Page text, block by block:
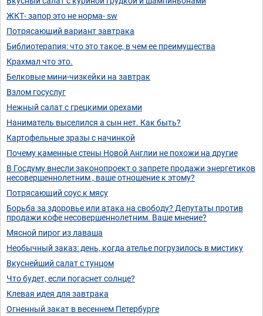
ЖКТ- запор это не норма- sw
Потрясающий вариант завтрака
Библиотерапия: что это такое, в чем ее преимущества
Крахмал что это.
Белковые мини-чизкейки на завтрак
Взлом госуслуг
Нежный салат с грецкими орехами
Наниматель выселился а сын нет. Как быть?
Картофельные зразы с начинкой
Почему каменные стены Новой Англии не похожи на другие
В Госдуму внесли законопроект о запрете продажи энергетиков
несовершеннолетним ⁠⁠, ваше отношение к этому?
Потрясающий соус к мясу
Борьба за здоровье или атака на свободу? Депутаты против
продажи кофе несовершеннолетним. Ваше мнение?
Мясной пирог из лаваша
Необычный заказ: день, когда ателье погрузилось в мистику
Вкуснейший салат с тунцом
Что будет, если погаснет солнце?
Клевая идея для завтрака
Огненный закат в весеннем Петербурге